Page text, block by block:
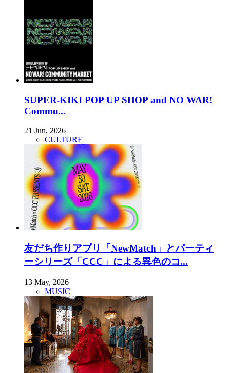
SUPER-KIKI POP UP SHOP and NO WAR!
Commu...
21 Jun, 2026
CULTURE
友だち作りアプリ「NewMatch」とパーティ
ーシリーズ「CCC」による異色のコ...
13 May, 2026
MUSIC